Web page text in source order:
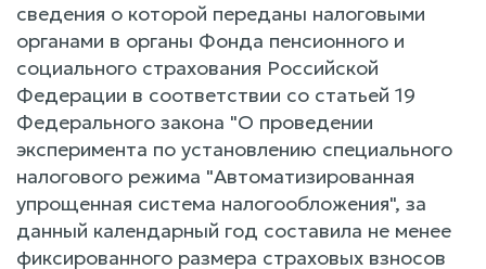
сведения о которой переданы налоговыми
органами в органы Фонда пенсионного и
социального страхования Российской
Федерации в соответствии со статьей 19
Федерального закона "О проведении
эксперимента по установлению специального
налогового режима "Автоматизированная
упрощенная система налогообложения", за
данный календарный год составила не менее
фиксированного размера страховых взносов